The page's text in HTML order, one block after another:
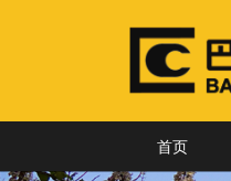
首页